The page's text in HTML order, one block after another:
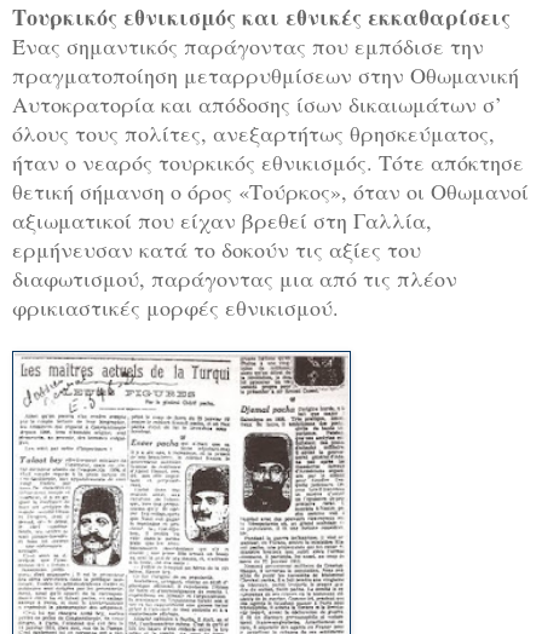
Τουρκικός εθνικισμός και εθνικές εκκαθαρίσεις
Ένας σημαντικός παράγοντας που εμπόδισε την
πραγματοποίηση μεταρρυθμίσεων στην Οθωμανική
Αυτοκρατορία και απόδοσης ίσων δικαιωμάτων σ’
όλους τους πολίτες, ανεξαρτήτως θρησκεύματος,
ήταν ο νεαρός τουρκικός εθνικισμός. Τότε απόκτησε
θετική σήμανση ο όρος «Τούρκος», όταν οι Οθωμανοί
αξιωματικοί που είχαν βρεθεί στη Γαλλία,
ερμήνευσαν κατά το δοκούν τις αξίες του
διαφωτισμού, παράγοντας μια από τις πλέον
φρικιαστικές μορφές εθνικισμού.